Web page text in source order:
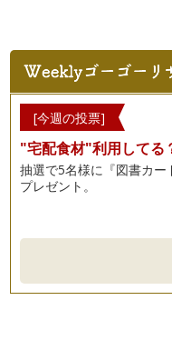
少し肌寒い季節になって
ライス。沢山作りすぎて
「かぼちゃパン」レシピ
10月末はハロウィン。。
ティー・・・かぼちゃパ
「フワス～はっぱのパン
夏が終わって・・・少し
夏も、終わりに近づいて
大好きなメロンパンをカ
[今週の投票]
"宅配食材"利用してる
抽選で5名様に『図書カー
プレゼント。